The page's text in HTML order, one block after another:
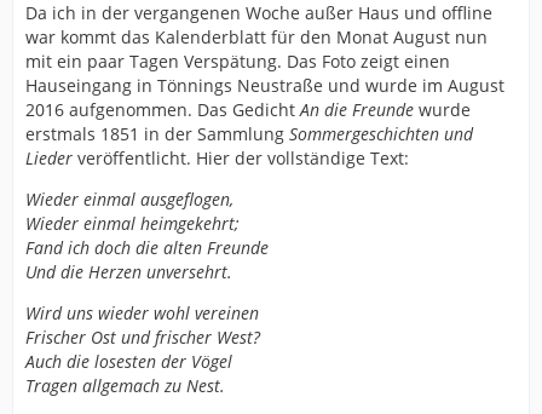
Da ich in der vergangenen Woche außer Haus und offline
war kommt das Kalenderblatt für den Monat August nun
mit ein paar Tagen Verspätung. Das Foto zeigt einen
Hauseingang in Tönnings Neustraße und wurde im August
2016 aufgenommen. Das GedichtAn die Freunde wurde
erstmals 1851 in der Sammlung Sommergeschichten und
Lieder veröffentlicht. Hier der vollständige Text:
Wieder einmal ausgeflogen,
Wieder einmal heimgekehrt;
Fand ich doch die alten Freunde
Und die Herzen unversehrt.
Wird uns wieder wohl vereinen
Frischer Ost und frischer West?
Auch die losesten der Vögel
Tragen allgemach zu Nest.